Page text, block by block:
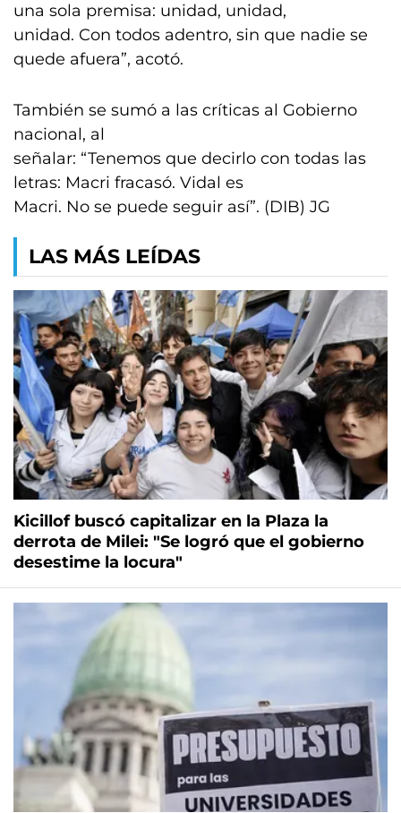
una sola premisa: unidad, unidad,
unidad. Con todos adentro, sin que nadie se
quede afuera”, acotó.
También se sumó a las críticas al Gobierno
nacional, al
señalar: “Tenemos que decirlo con todas las
letras: Macri fracasó. Vidal es
Macri. No se puede seguir así”. (DIB) JG
LAS MÁS LEÍDAS
Kicillof buscó capitalizar en la Plaza la
derrota de Milei: "Se logró que el gobierno
desestime la locura"